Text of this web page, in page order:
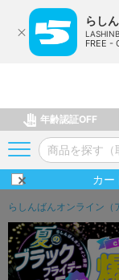
らし
FREE -
年齢認証OFF
カー
らしんばんオンライン